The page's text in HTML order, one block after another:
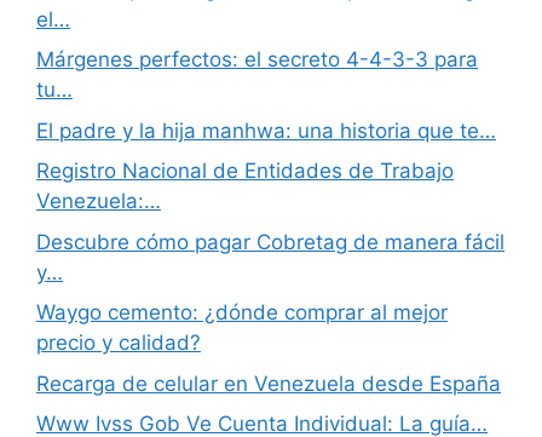
el…
Márgenes perfectos: el secreto 4-4-3-3 para
tu…
El padre y la hija manhwa: una historia que te…
Registro Nacional de Entidades de Trabajo
Venezuela:…
Descubre cómo pagar Cobretag de manera fácil
y…
Waygo cemento: ¿dónde comprar al mejor
precio y calidad?
Recarga de celular en Venezuela desde España
Www Ivss Gob Ve Cuenta Individual: La guía…